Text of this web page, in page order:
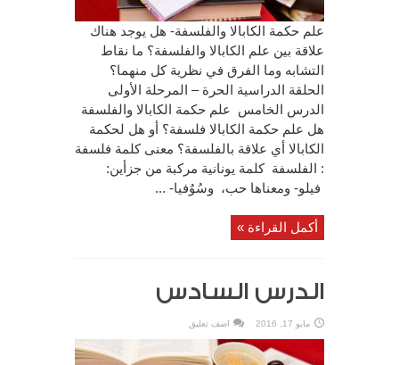
علم حكمة الكابالا والفلسفة- هل يوجد هناك
علاقة بين علم الكابالا والفلسفة؟ ما نقاط
التشابه وما الفرق في نظرية كل منهما؟
الحلقة الدراسية الحرة – المرحلة الأولى
الدرس الخامس علم حكمة الكابالا والفلسفة
هل علم حكمة الكابالا فلسفة؟ أو هل لحكمة
الكابالا أي علاقة بالفلسفة؟ معنى كلمة فلسفة
: الفلسفة كلمة يونانية مركبة من جزأين:
فيلو- ومعناها حب، وسُوُفيا- ...
أكمل القراءة »
الدرس السادس
مايو 17, 2016 اضف تعليق